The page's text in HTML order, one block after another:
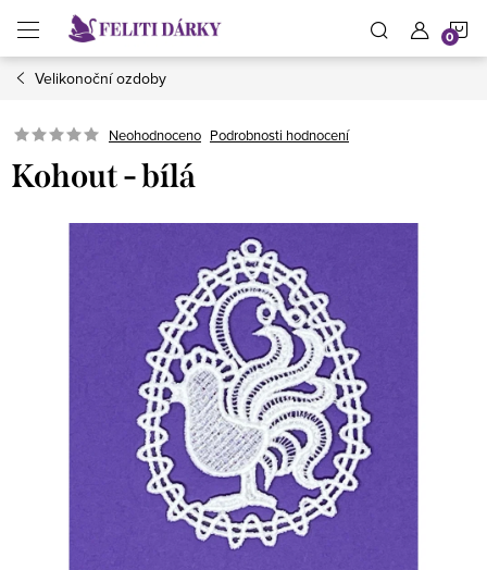
obsah
Velikonoční ozdoby
Neohodnoceno Podrobnosti hodnocení
Kohout - bílá